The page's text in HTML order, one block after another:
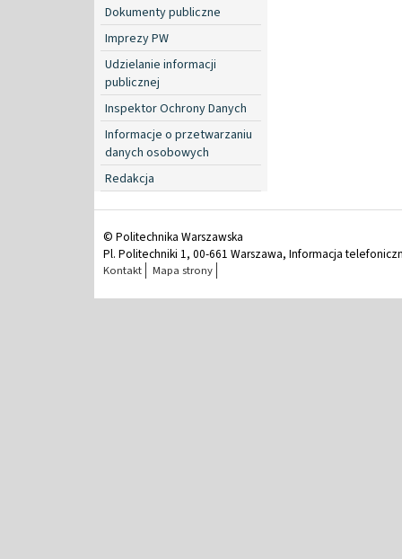
Dokumenty publiczne
Imprezy PW
Udzielanie informacji
publicznej
Inspektor Ochrony Danych
Informacje o przetwarzaniu
danych osobowych
Redakcja
© Politechnika Warszawska
Pl. Politechniki 1, 00-661 Warszawa, Informacja
Kontakt Mapa strony